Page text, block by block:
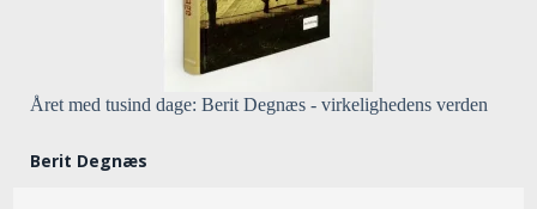
Året med tusind dage: Berit Degnæs - virkelighedens verden
Berit Degnæs